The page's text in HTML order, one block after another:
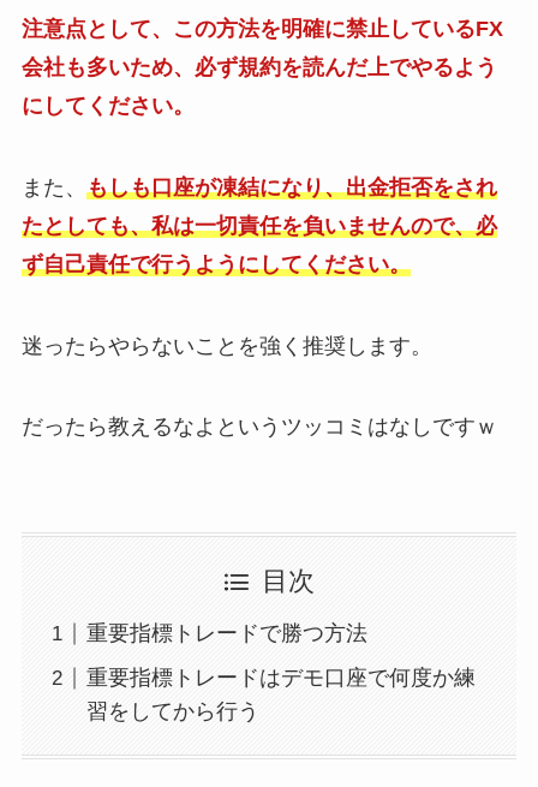
注意点として、この方法を明確に禁止しているFX
会社も多いため、必ず規約を読んだ上でやるよう
にしてください。
また、 もしも口座が凍結になり、出金拒否をされ
たとしても、私は一切責任を負いませんので、必
ず自己責任で行うようにしてください。
迷ったらやらないことを強く推奨します。
だったら教えるなよというツッコミはなしですｗ
目次
重要指標トレードで勝つ方法
重要指標トレードはデモ口座で何度か練
習をしてから行う